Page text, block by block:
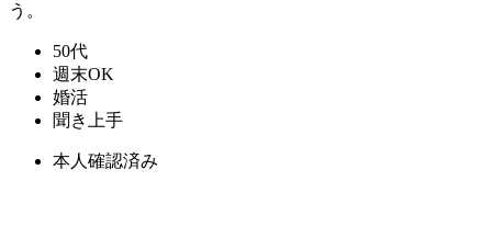
う。
50代
週末OK
婚活
聞き上手
本人確認済み